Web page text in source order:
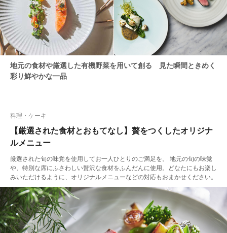
地元の食材や厳選した有機野菜を用いて創る 見た瞬間ときめく
彩り鮮やかな一品
【厳選された食材とおもてなし】贅をつくしたオリジナ
ルメニュー
厳選された旬の味覚を使用してお一人ひとりのご満足を。 地元の旬の味覚
や、特別な席にふさわしい贅沢な食材をふんだんに使用。どなたにもお楽し
みいただけるように、オリジナルメニューなどの対応もおまかせください。
料理・ケーキ